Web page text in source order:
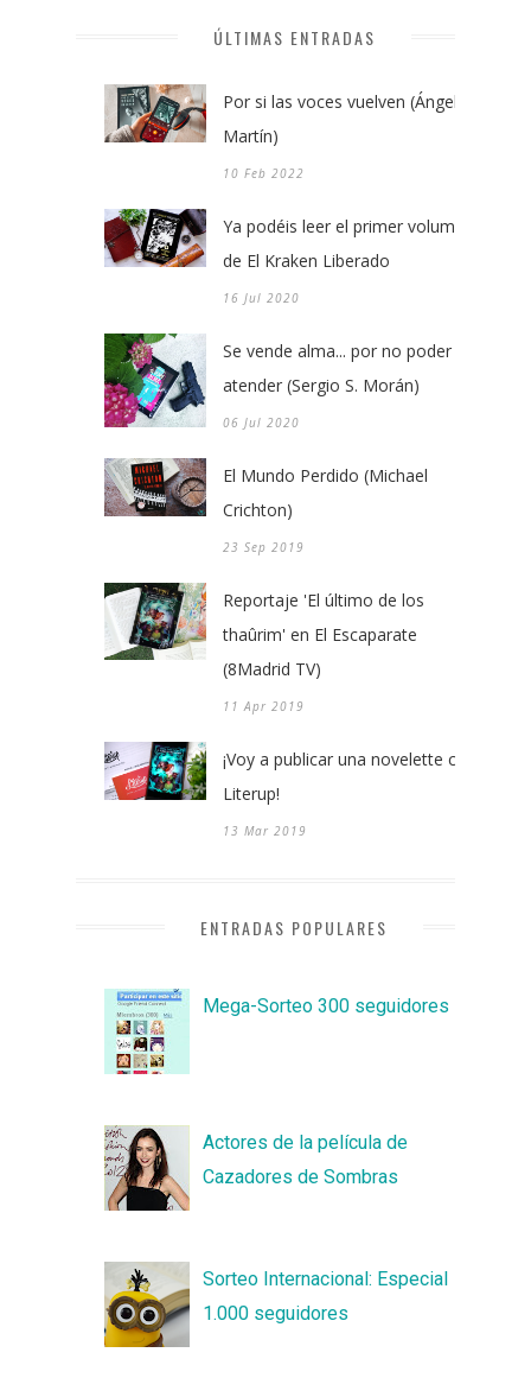
ÚLTIMAS ENTRADAS
Por si las voces vuelven (Ángel
Martín)
10 Feb 2022
Ya podéis leer el primer volumen
de El Kraken Liberado
16 Jul 2020
Se vende alma... por no poder
atender (Sergio S. Morán)
06 Jul 2020
El Mundo Perdido (Michael
Crichton)
23 Sep 2019
Reportaje 'El último de los
thaûrim' en El Escaparate
(8Madrid TV)
11 Apr 2019
¡Voy a publicar una novelette con
Literup!
13 Mar 2019
ENTRADAS POPULARES
Mega-Sorteo 300 seguidores
Actores de la película de
Cazadores de Sombras
Sorteo Internacional: Especial
1.000 seguidores